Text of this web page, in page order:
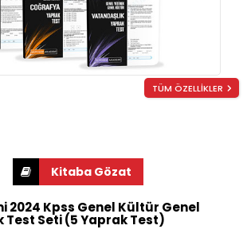
TÜM ÖZELLİKLER
2024 Kpss Genel Kültür Genel
Test Seti (5 Yaprak Test)